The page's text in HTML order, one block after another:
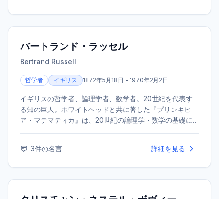
バートランド・ラッセル
Bertrand Russell
哲学者 イギリス 1872年5月18日 - 1970年2月2日
イギリスの哲学者、論理学者、数学者。20世紀を代表す
る知の巨人。ホワイトヘッドと共に著した『プリンキピ
ア・マテマティカ』は、20世紀の論理学・数学の基礎に
た。
3件の名言 詳細を見る